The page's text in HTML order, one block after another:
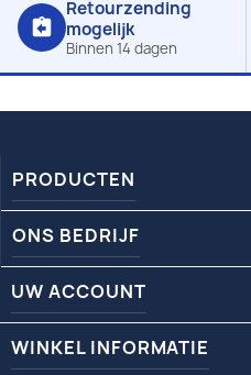
assignment_return
Retourzending
mogelijk
Binnen 14 dagen
PRODUCTEN
ONS BEDRIJF
UW ACCOUNT
WINKEL INFORMATIE